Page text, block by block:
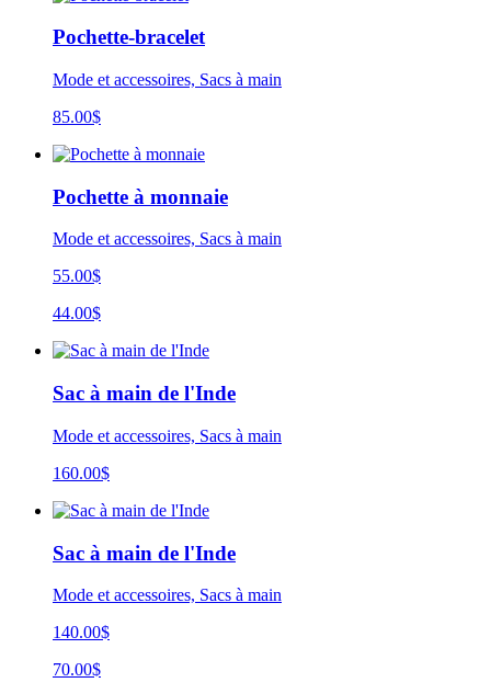
Pochette-bracelet
Mode et accessoires, Sacs à main
85.00$
Pochette à monnaie
Mode et accessoires, Sacs à main
55.00$
44.00$
Sac à main de l'Inde
Mode et accessoires, Sacs à main
160.00$
Sac à main de l'Inde
Mode et accessoires, Sacs à main
140.00$
70.00$